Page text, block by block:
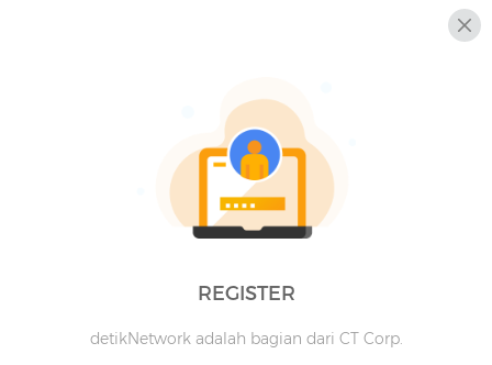
REGISTER
detikNetwork adalah bagian dari CT Corp.